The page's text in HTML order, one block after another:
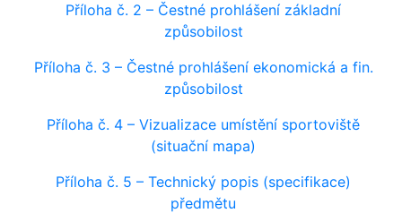
Příloha č. 2 – Čestné prohlášení základní
způsobilost
Příloha č. 3 – Čestné prohlášení ekonomická a fin.
způsobilost
Příloha č. 4 – Vizualizace umístění sportoviště
(situační mapa)
Příloha č. 5 – Technický popis (specifikace)
předmětu